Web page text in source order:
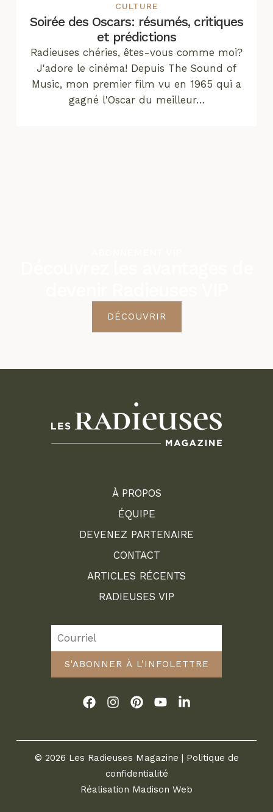
CULTURE
Soirée des Oscars: résumés, critiques
et prédictions
Radieuses chéries, êtes-vous comme moi?
J'adore le cinéma! Depuis The Sound of
Music, mon premier film vu en 1965 qui a
gagné l'Oscar du meilleur…
DÉCOUVRIR
À PROPOS
ÉQUIPE
DEVENEZ PARTENAIRE
CONTACT
ARTICLES RÉCENTS
RADIEUSES VIP
S'ABONNER À L'INFOLETTRE
© 2026 Les Radieuses Magazine | Politique de
confidentialité
Réalisation Madison Web